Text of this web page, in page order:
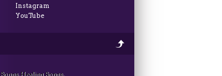
Instagram
YouTube
Healing Songs,